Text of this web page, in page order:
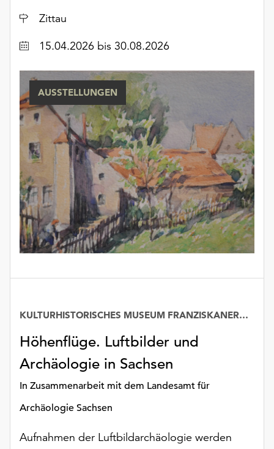
die
über
Schaltfläche
„Auswählen“.
Weitere
Informationen
finden
Sie
unserer
Datenschutzerklärung
oder
dem
Impressum
Ort
Zittau
Datum15.04.2026 bis 30.08.2026
AUSSTELLUNGEN
Höhenflüge. Luftbilder und
Archäologie in Sachsen
In Zusammenarbeit mit dem Landesamt für
Archäologie Sachsen
KULTURHISTORISCHES MUSEUM FRANZISKANERKLOSTER
Aufnahmen der Luftbildarchäologie werden